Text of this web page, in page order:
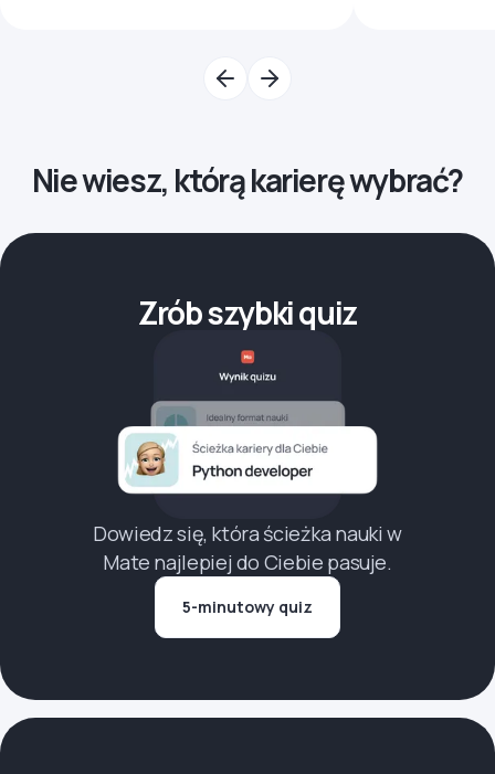
Nie wiesz, którą karierę wybrać?
Zrób szybki quiz
Dowiedz się, która ścieżka nauki w
Mate najlepiej do Ciebie pasuje.
5-minutowy quiz